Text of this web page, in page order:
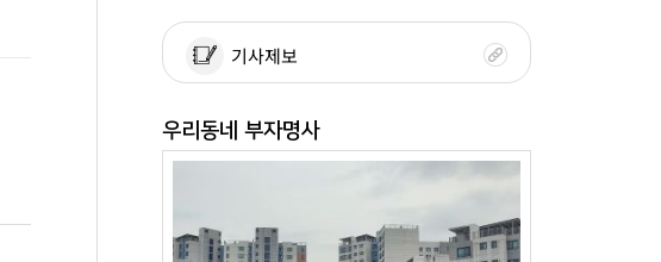
기사제보
우리동네 부자명사